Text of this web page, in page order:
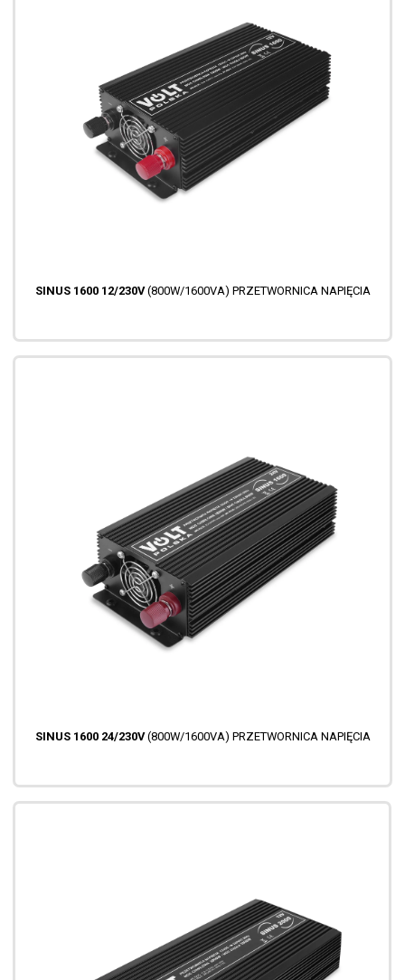
SINUS 1600 12/230V(800W/1600VA) PRZETWORNICA NAPIĘCIA
SINUS 1600 24/230V(800W/1600VA) PRZETWORNICA NAPIĘCIA